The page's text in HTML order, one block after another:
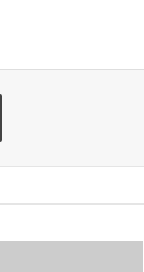
Imprimer